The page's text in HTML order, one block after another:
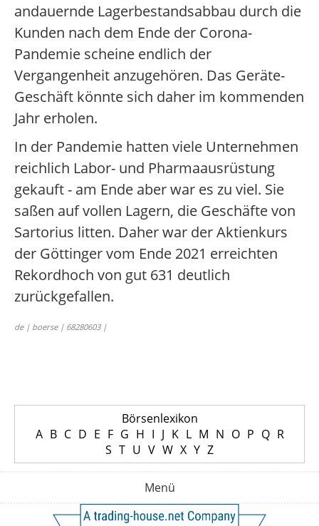
andauernde Lagerbestandsabbau durch die
Kunden nach dem Ende der Corona-
Pandemie scheine endlich der
Vergangenheit anzugehören. Das Geräte-
Geschäft könnte sich daher im kommenden
Jahr erholen.
In der Pandemie hatten viele Unternehmen
reichlich Labor- und Pharmaausrüstung
gekauft - am Ende aber war es zu viel. Sie
saßen auf vollen Lagern, die Geschäfte von
Sartorius litten. Daher war der Aktienkurs
der Göttinger vom Ende 2021 erreichten
Rekordhoch von gut 631 deutlich
zurückgefallen.
de | boerse | 68280603 |
Börsenlexikon
A B C D E F G H I J K L M N O P Q R
S T U V W X Y Z
Menü